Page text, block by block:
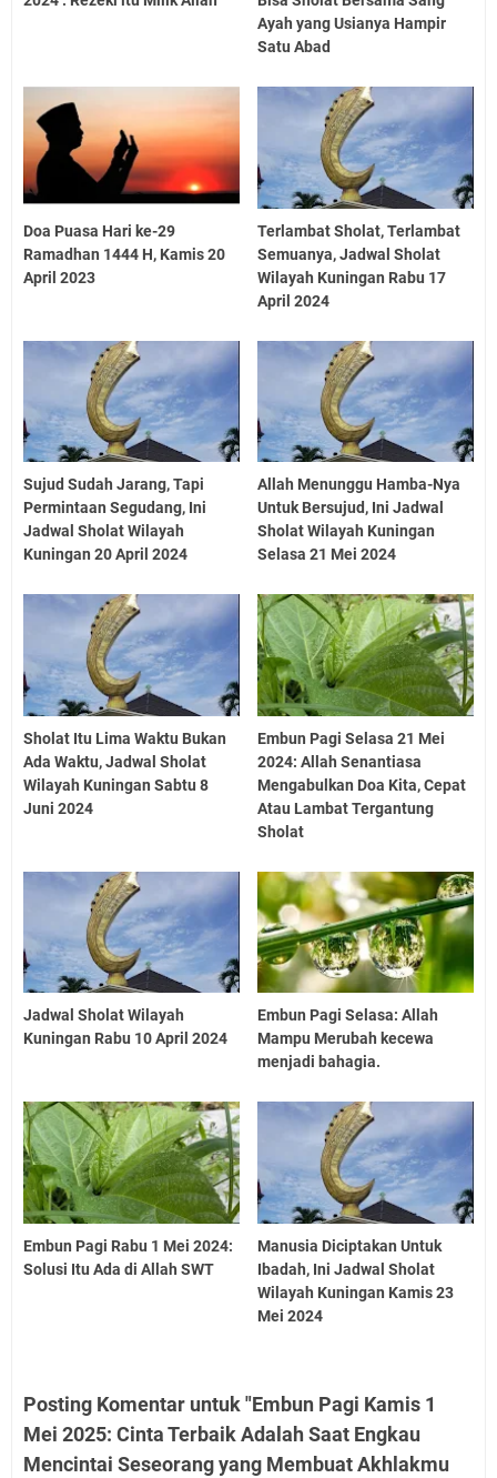
Ayah yang Usianya Hampir
Satu Abad
Doa Puasa Hari ke-29
Ramadhan 1444 H, Kamis 20
April 2023
Terlambat Sholat, Terlambat
Semuanya, Jadwal Sholat
Wilayah Kuningan Rabu 17
April 2024
Sujud Sudah Jarang, Tapi
Permintaan Segudang, Ini
Jadwal Sholat Wilayah
Kuningan 20 April 2024
Allah Menunggu Hamba-Nya
Untuk Bersujud, Ini Jadwal
Sholat Wilayah Kuningan
Selasa 21 Mei 2024
Sholat Itu Lima Waktu Bukan
Ada Waktu, Jadwal Sholat
Wilayah Kuningan Sabtu 8
Juni 2024
Embun Pagi Selasa 21 Mei
2024: Allah Senantiasa
Mengabulkan Doa Kita, Cepat
Atau Lambat Tergantung
Sholat
Jadwal Sholat Wilayah
Kuningan Rabu 10 April 2024
Embun Pagi Selasa: Allah
Mampu Merubah kecewa
menjadi bahagia.
Embun Pagi Rabu 1 Mei 2024:
Solusi Itu Ada di Allah SWT
Manusia Diciptakan Untuk
Ibadah, Ini Jadwal Sholat
Wilayah Kuningan Kamis 23
Mei 2024
Posting Komentar untuk "Embun Pagi Kamis 1
Mei 2025: Cinta Terbaik Adalah Saat Engkau
Mencintai Seseorang yang Membuat Akhlakmu